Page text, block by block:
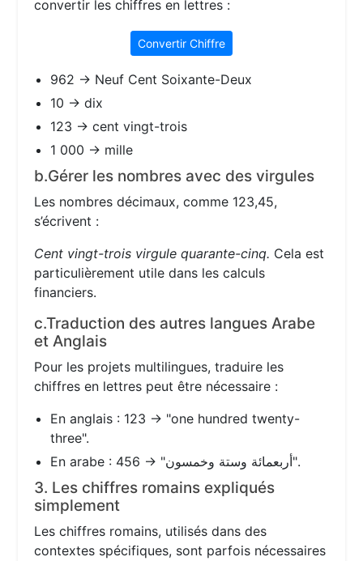
convertir les chiffres en lettres :
Convertir Chiffre
962 → Neuf Cent Soixante-Deux
10 → dix
123 → cent vingt-trois
1 000 → mille
b.Gérer les nombres avec des virgules
Les nombres décimaux, comme 123,45,
s’écrivent :
Cent vingt-trois virgule quarante-cinq. Cela est
particulièrement utile dans les calculs
financiers.
c.Traduction des autres langues Arabe
et Anglais
Pour les projets multilingues, traduire les
chiffres en lettres peut être nécessaire :
En anglais : 123 → "one hundred twenty-
three".
En arabe : 456 → "أربعمائة وستة وخمسون".
3. Les chiffres romains expliqués
simplement
Les chiffres romains, utilisés dans des
contextes spécifiques, sont parfois nécessaires